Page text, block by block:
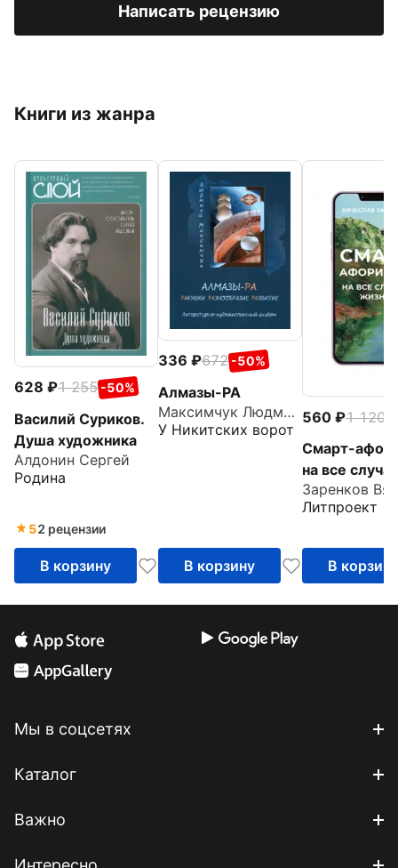
Написать рецензию
Книги из жанра
628 1 255 -50%
Василий Суриков.
Душа художника
Алдонин Сергей
Родина
52 рецензии
В корзину
336 672 -50%
Алмазы-РА
Максимчук Людмила Викторовна
У Никитских ворот
В корзину
560 1 120
Смарт-
на все
жизни
Литпроект
В корзину
Мы в соцсетях
Каталог
Важно